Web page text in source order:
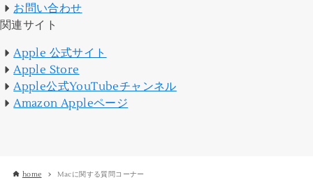
お問い合わせ
関連サイト
Apple 公式サイト
Apple Store
Apple公式YouTubeチャンネル
Amazon Appleページ
home Macに関する質問コーナー